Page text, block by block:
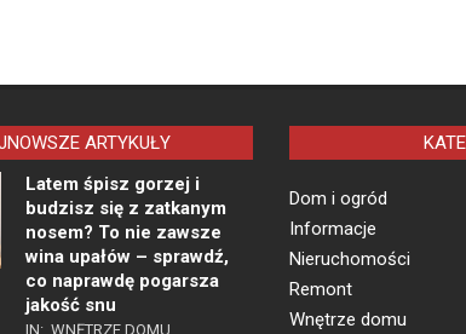
ARTYKUŁY
Latem śpisz gorzej i
budzisz się z zatkanym
nosem? To nie zawsze
wina upałów – sprawdź,
co naprawdę pogarsza
jakość snu
IN: WNĘTRZE DOMU
Dom i ogród
Informacje
Nieruchomości
Remont
Wnętrze domu